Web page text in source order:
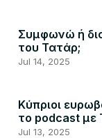
Συμφωνώ ή
του Τατάρ;
Jul 14, 2025
Κύπριοι
το podcast με
Jul 13, 2025